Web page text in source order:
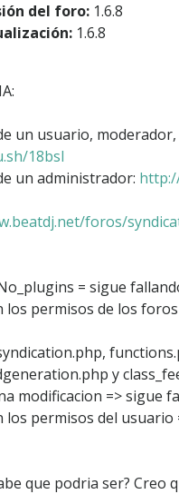
s
s
del foro: 1.6.8
1.6.8
un usuario,
18bsI
un administrador:
foros/
= sigue
los permisos de los
y
modificacion => sigue
los permisos del usuario
que podria ser? Creo